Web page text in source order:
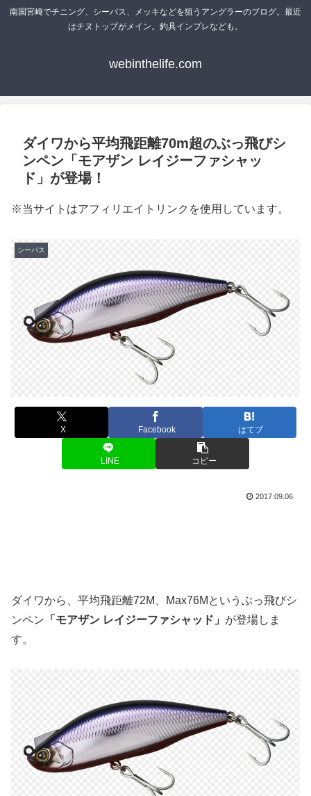
南国宮崎でチニング、シーバス、メッキなどを狙うアングラーのブログ。最近
はチヌトップがメイン。釣具インプレなども。
webinthelife.com
ダイワから平均飛距離70m超のぶっ飛びシ
ンペン「モアザン レイジーファシャッ
ド」が登場！
※当サイトはアフィリエイトリンクを使用しています。
シーバス
X Facebook はてブ
LINE コピー
2017.09.06
ダイワから、平均飛距離72M、Max76Mというぶっ飛びシ
ンペン 「モアザン レイジーファシャッド」 が登場しま
す。